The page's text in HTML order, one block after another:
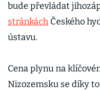
bude převládat
stránkách Českého
ústavu.
Cena plynu na
Nizozemsku se díky